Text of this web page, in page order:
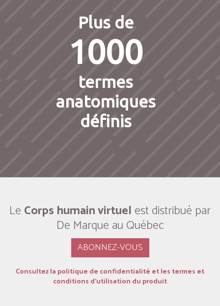
Plus de
1000
termes
anatomiques
définis
Le Corps humain virtuel est distribué par
De Marque au Québec
ABONNEZ-VOUS
Consultez la politique de confidentialité et les termes et
conditions d’utilisation du produit